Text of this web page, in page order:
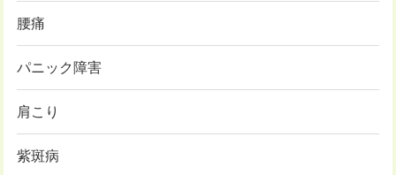
腰痛
パニック障害
肩こり
紫斑病